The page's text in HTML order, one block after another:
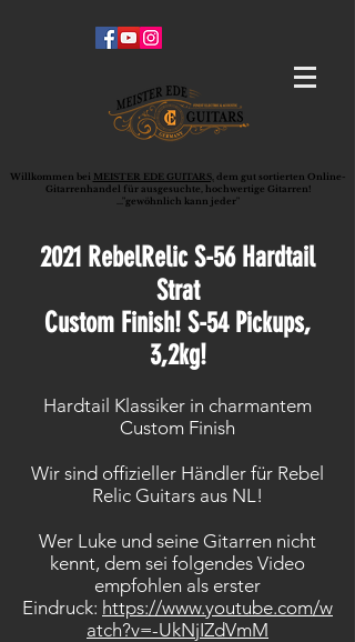
Willkommen bei MEISTER EDE GUITARS,dem gut sortierten Online-
G ita rrenhandel für ausgesuchte, hochwertige Gitarren!
..."gewöhnlich kann jeder"
2021 RebelRelic S-56 Hardtail
Strat
Custom Finish! S-54 Pickups,
3,2kg!
Hardtail Klassiker in charmantem
Custom Finish
Wir sind offizieller Händler für Rebel
Relic Guitars aus NL!
Wer Luke und seine Gitarren nicht
kennt, dem sei folgendes Video
empfohlen als erster
Eindruck: https://www.youtube.com/w
atch?v=-UkNjIZdVmM